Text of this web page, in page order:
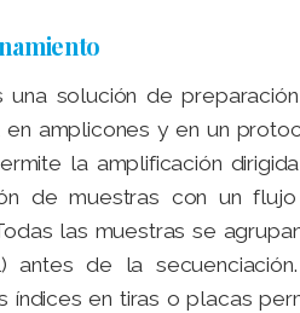
una solución de
en amplicones y en un
la amplificación
de muestras con un
las muestras se
antes de la
índices en tiras o placas